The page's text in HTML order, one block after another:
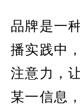
品牌是一
播实践中
注意力，
某一信息